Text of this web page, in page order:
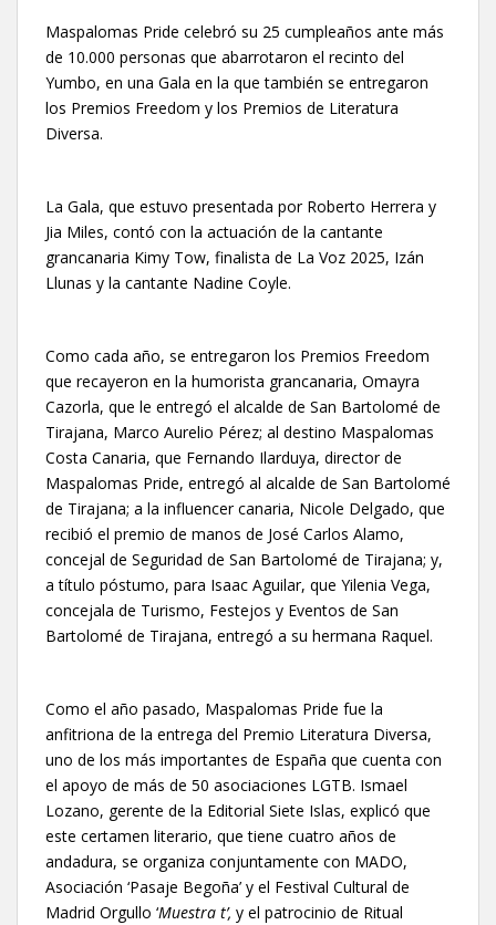
Maspalomas Pride celebró su 25 cumpleaños ante más
de 10.000 personas que abarrotaron el recinto del
Yumbo, en una Gala en la que también se entregaron
los Premios Freedom y los Premios de Literatura
Diversa.
La Gala, que estuvo presentada por Roberto Herrera y
Jia Miles, contó con la actuación de la cantante
grancanaria Kimy Tow, finalista de La Voz 2025, Izán
Llunas y la cantante Nadine Coyle.
Como cada año, se entregaron los Premios Freedom
que recayeron en la humorista grancanaria, Omayra
Cazorla, que le entregó el alcalde de San Bartolomé de
Tirajana, Marco Aurelio Pérez; al destino Maspalomas
Costa Canaria, que Fernando Ilarduya, director de
Maspalomas Pride, entregó al alcalde de San Bartolomé
de Tirajana; a la influencer canaria, Nicole Delgado, que
recibió el premio de manos de José Carlos Alamo,
concejal de Seguridad de San Bartolomé de Tirajana; y,
a título póstumo, para Isaac Aguilar, que Yilenia Vega,
concejala de Turismo, Festejos y Eventos de San
Bartolomé de Tirajana, entregó a su hermana Raquel.
Como el año pasado, Maspalomas Pride fue la
anfitriona de la entrega del Premio Literatura Diversa,
uno de los más importantes de España que cuenta con
el apoyo de más de 50 asociaciones LGTB. Ismael
Lozano, gerente de la Editorial Siete Islas, explicó que
este certamen literario, que tiene cuatro años de
andadura, se organiza conjuntamente con MADO,
Asociación ‘Pasaje Begoña’ y el Festival Cultural de
Madrid Orgullo ‘Muestra t’, y el patrocinio de Ritual